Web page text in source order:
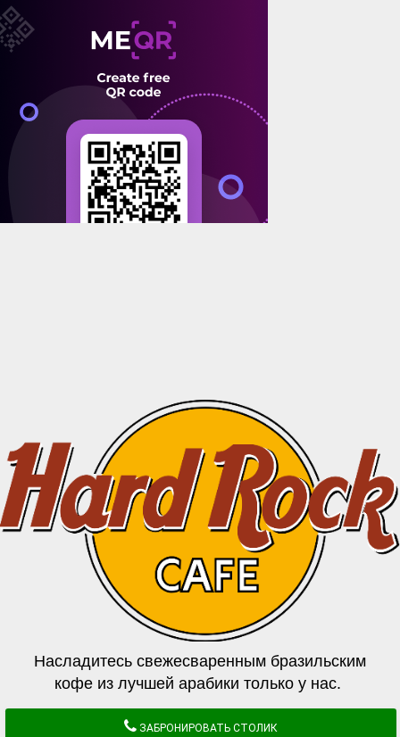
Насладитесь свежесваренным бразильским
кофе из лучшей арабики только у нас.
ЗАБРОНИРОВАТЬ СТОЛИК